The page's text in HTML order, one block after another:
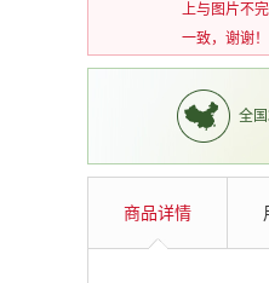
上与图片不
一致，谢谢！
全
商品详情